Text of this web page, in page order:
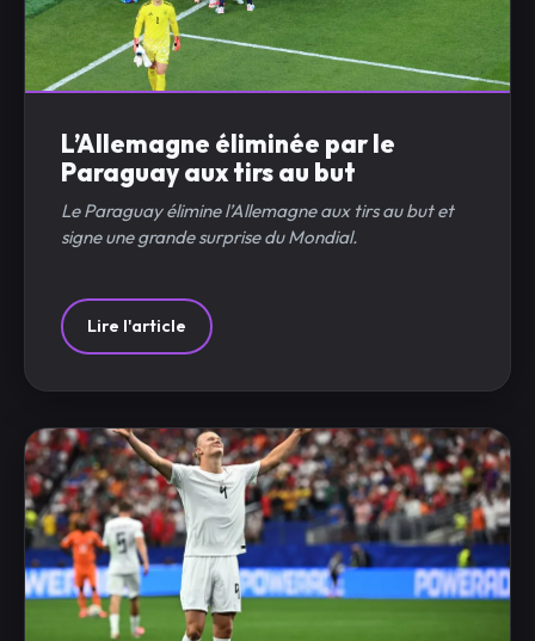
L’Allemagne éliminée par le
Paraguay aux tirs au but
Le Paraguay élimine l’Allemagne aux tirs au but et
signe une grande surprise du Mondial.
Lire l'article